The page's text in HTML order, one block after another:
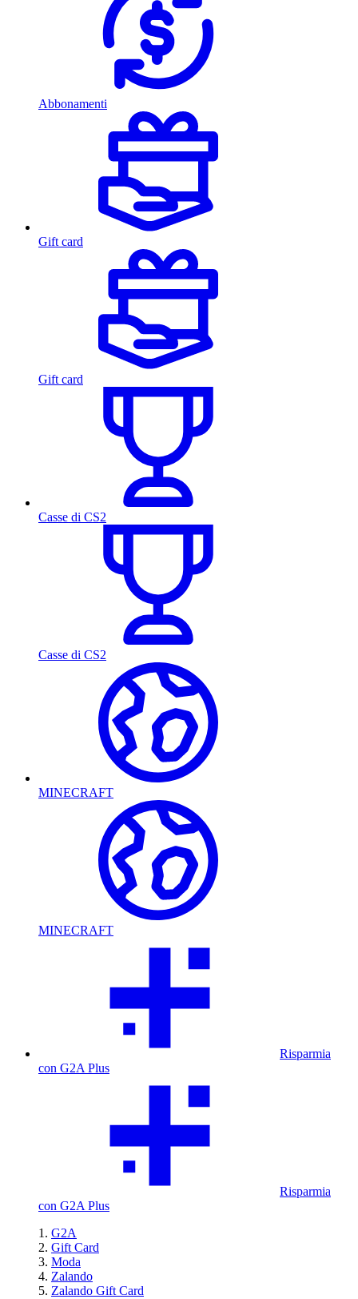
Abbonamenti
Gift card
Gift card
Casse di CS2
Casse di CS2
MINECRAFT
MINECRAFT
Risparmia
con G2A Plus
Risparmia
con G2A Plus
G2A
Gift Card
Moda
Zalando
Zalando Gift Card